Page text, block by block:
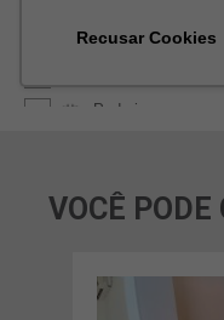
VOCÊ